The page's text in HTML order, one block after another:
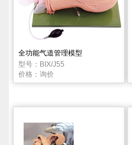
全功能气道管理模型
型号：BIX/J55
价格：询价